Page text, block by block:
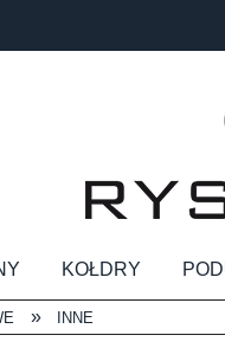
KOŁDRY
» INNE